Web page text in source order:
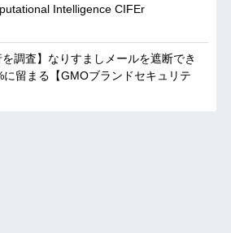
Intelligence CIFEr
を調査】なりすましメールを遮断でき
に留まる【GMOブランドセキュリテ